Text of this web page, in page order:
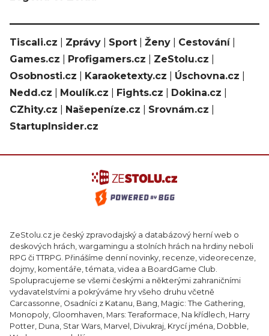
Tiscali.cz Zprávy Sport Ženy Cestování|
Games.cz
Profigamers.cz ZeStolu.cz
Osobnosti.cz
Karaoketexty.cz Úschovna.cz
Nedd.cz
Moulík.cz Fights.cz Dokina.cz
CZhity.cz
Našepeníze.cz Srovnám.cz
StartupInsider.cz
ZeStolu.cz je český zpravodajský a databázový herní web o
deskových hrách, wargamingu a stolních hrách na hrdiny neboli
RPG či TTRPG. Přinášíme denní novinky, recenze, videorecenze,
dojmy, komentáře, témata, videa a BoardGame Club.
Spolupracujeme se všemi českými a některými zahraničními
vydavatelstvími a pokrýváme hry všeho druhu včetně
Carcassonne, Osadníci z Katanu, Bang, Magic: The Gathering,
Monopoly, Gloomhaven, Mars: Teraformace, Na křídlech, Harry
Potter, Duna, Star Wars, Marvel, Divukraj, Krycí jména, Dobble,